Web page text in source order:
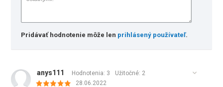
Pridávať hodnotenie môže len prihlásený používateľ.
anys111 Hodnotenia: 3 Užitočné: 2
28.06.2022